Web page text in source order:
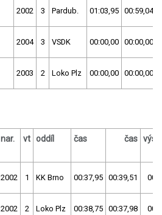
2002 3 Pardub. 01:03,95 00:59,04
2004 3 VSDK 00:00,00 00:00,00
2003 2 Loko Plz 00:00,00 00:00,00
nar. vt oddíl čas čas
2002 1 KK Brno 00:37,95 00:39,51
2002 2 Loko Plz 00:38,75 00:37,98